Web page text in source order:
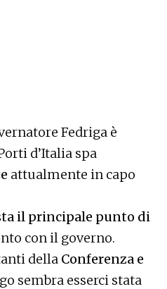
Fedriga è
d’Italia spa
attualmente in capo
il principale punto di
con il governo.
della Conferenza e
sembra esserci stata